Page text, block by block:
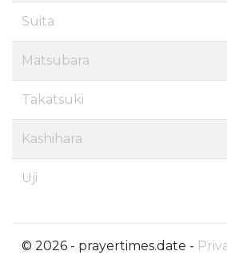
Suita
Matsubara
Takatsuki
Kashihara
Uji
© 2026 - prayertimes.date -